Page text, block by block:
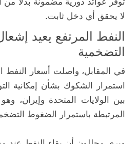
توفر عوائد دورية مضمونة بدلًا من
لا يحقق أي دخل ثابت.
النفط المرتفع يعيد
التضخمية
في المقابل، واصلت أسعار النفط
استمرار الشكوك بشأن إمكانية
بين الولايات المتحدة وإيران،
المرتبطة باستمرار الضغوط